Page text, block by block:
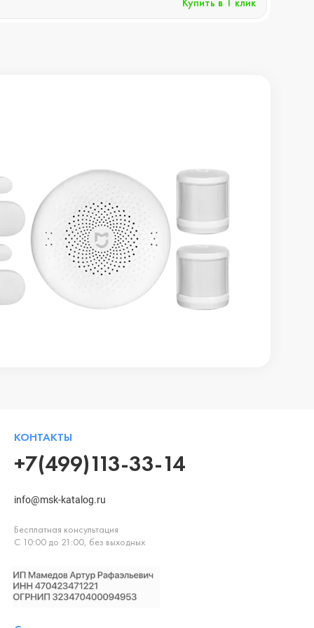
КОНТАКТЫ
+7(499)113-33-14
info@msk-katalog.ru
Бесплатная консультация
С 10:00 до 21:00, без выходных